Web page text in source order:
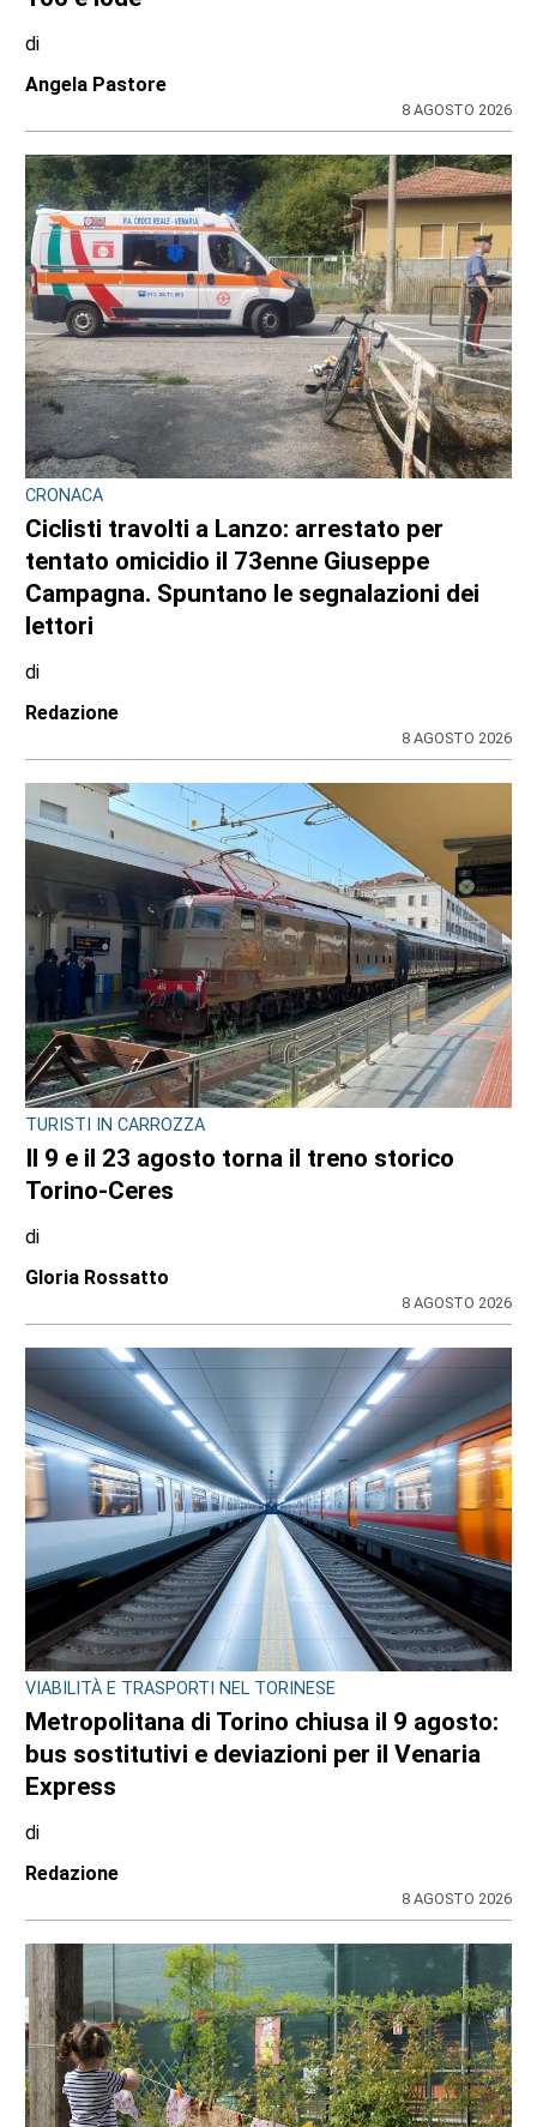
di
Angela Pastore
8 AGOSTO 2026
CRONACA
Ciclisti travolti a Lanzo: arrestato per
tentato omicidio il 73enne Giuseppe
Campagna. Spuntano le segnalazioni dei
lettori
di
Redazione
8 AGOSTO 2026
TURISTI IN CARROZZA
Il 9 e il 23 agosto torna il treno storico
Torino-Ceres
di
Gloria Rossatto
8 AGOSTO 2026
VIABILITÀ E TRASPORTI NEL TORINESE
Metropolitana di Torino chiusa il 9 agosto:
bus sostitutivi e deviazioni per il Venaria
Express
di
Redazione
8 AGOSTO 2026